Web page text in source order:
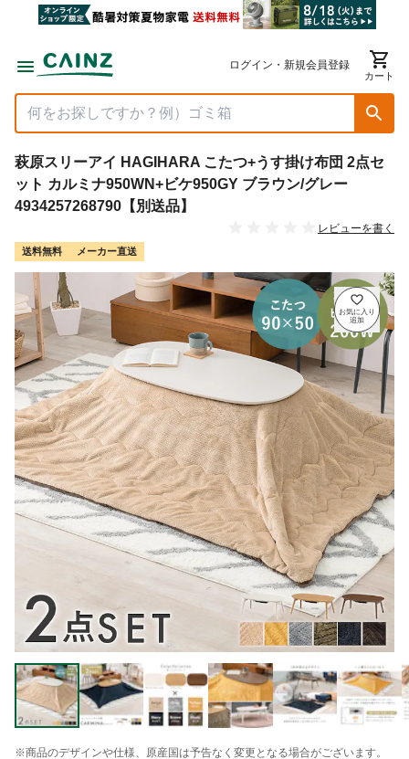
ログイン・新規会員登録
カート
萩原スリーアイ HAGIHARA こたつ+うす掛け布団 2点セ
ット カルミナ950WN+ビケ950GY ブラウン/グレー
4934257268790【別送品】
レビューを書く
送料無料 メーカー直送
※商品のデザインや仕様、原産国は予告なく変更となる場合がございます。